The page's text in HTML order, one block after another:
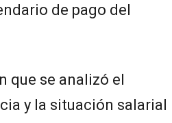
de pago del
que se analizó el
y la situación salarial